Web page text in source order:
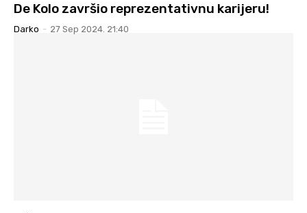
De Kolo završio reprezentativnu karijeru!
Darko - 27 Sep 2024. 21:40